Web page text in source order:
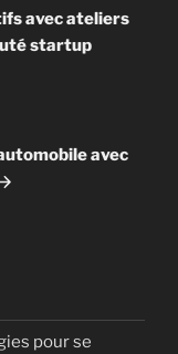
avec ateliers
startup
avec
pour se